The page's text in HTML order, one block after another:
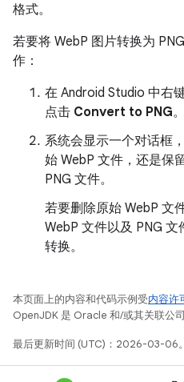
格式。
若要将 WebP 图片转换为
作：
在 Android Studio 中右
点击 Convert to PNG。
系统会显示一个对话框
始 WebP 文件，还是保
PNG 文件。
若要删除原始 WebP 文
WebP 文件以及 PNG 文
转换。
本页面上的内容和代码示例受内容许
OpenJDK 是 Oracle 和/或其关联公司
最后更新时间 (UTC)：2026-03-06。